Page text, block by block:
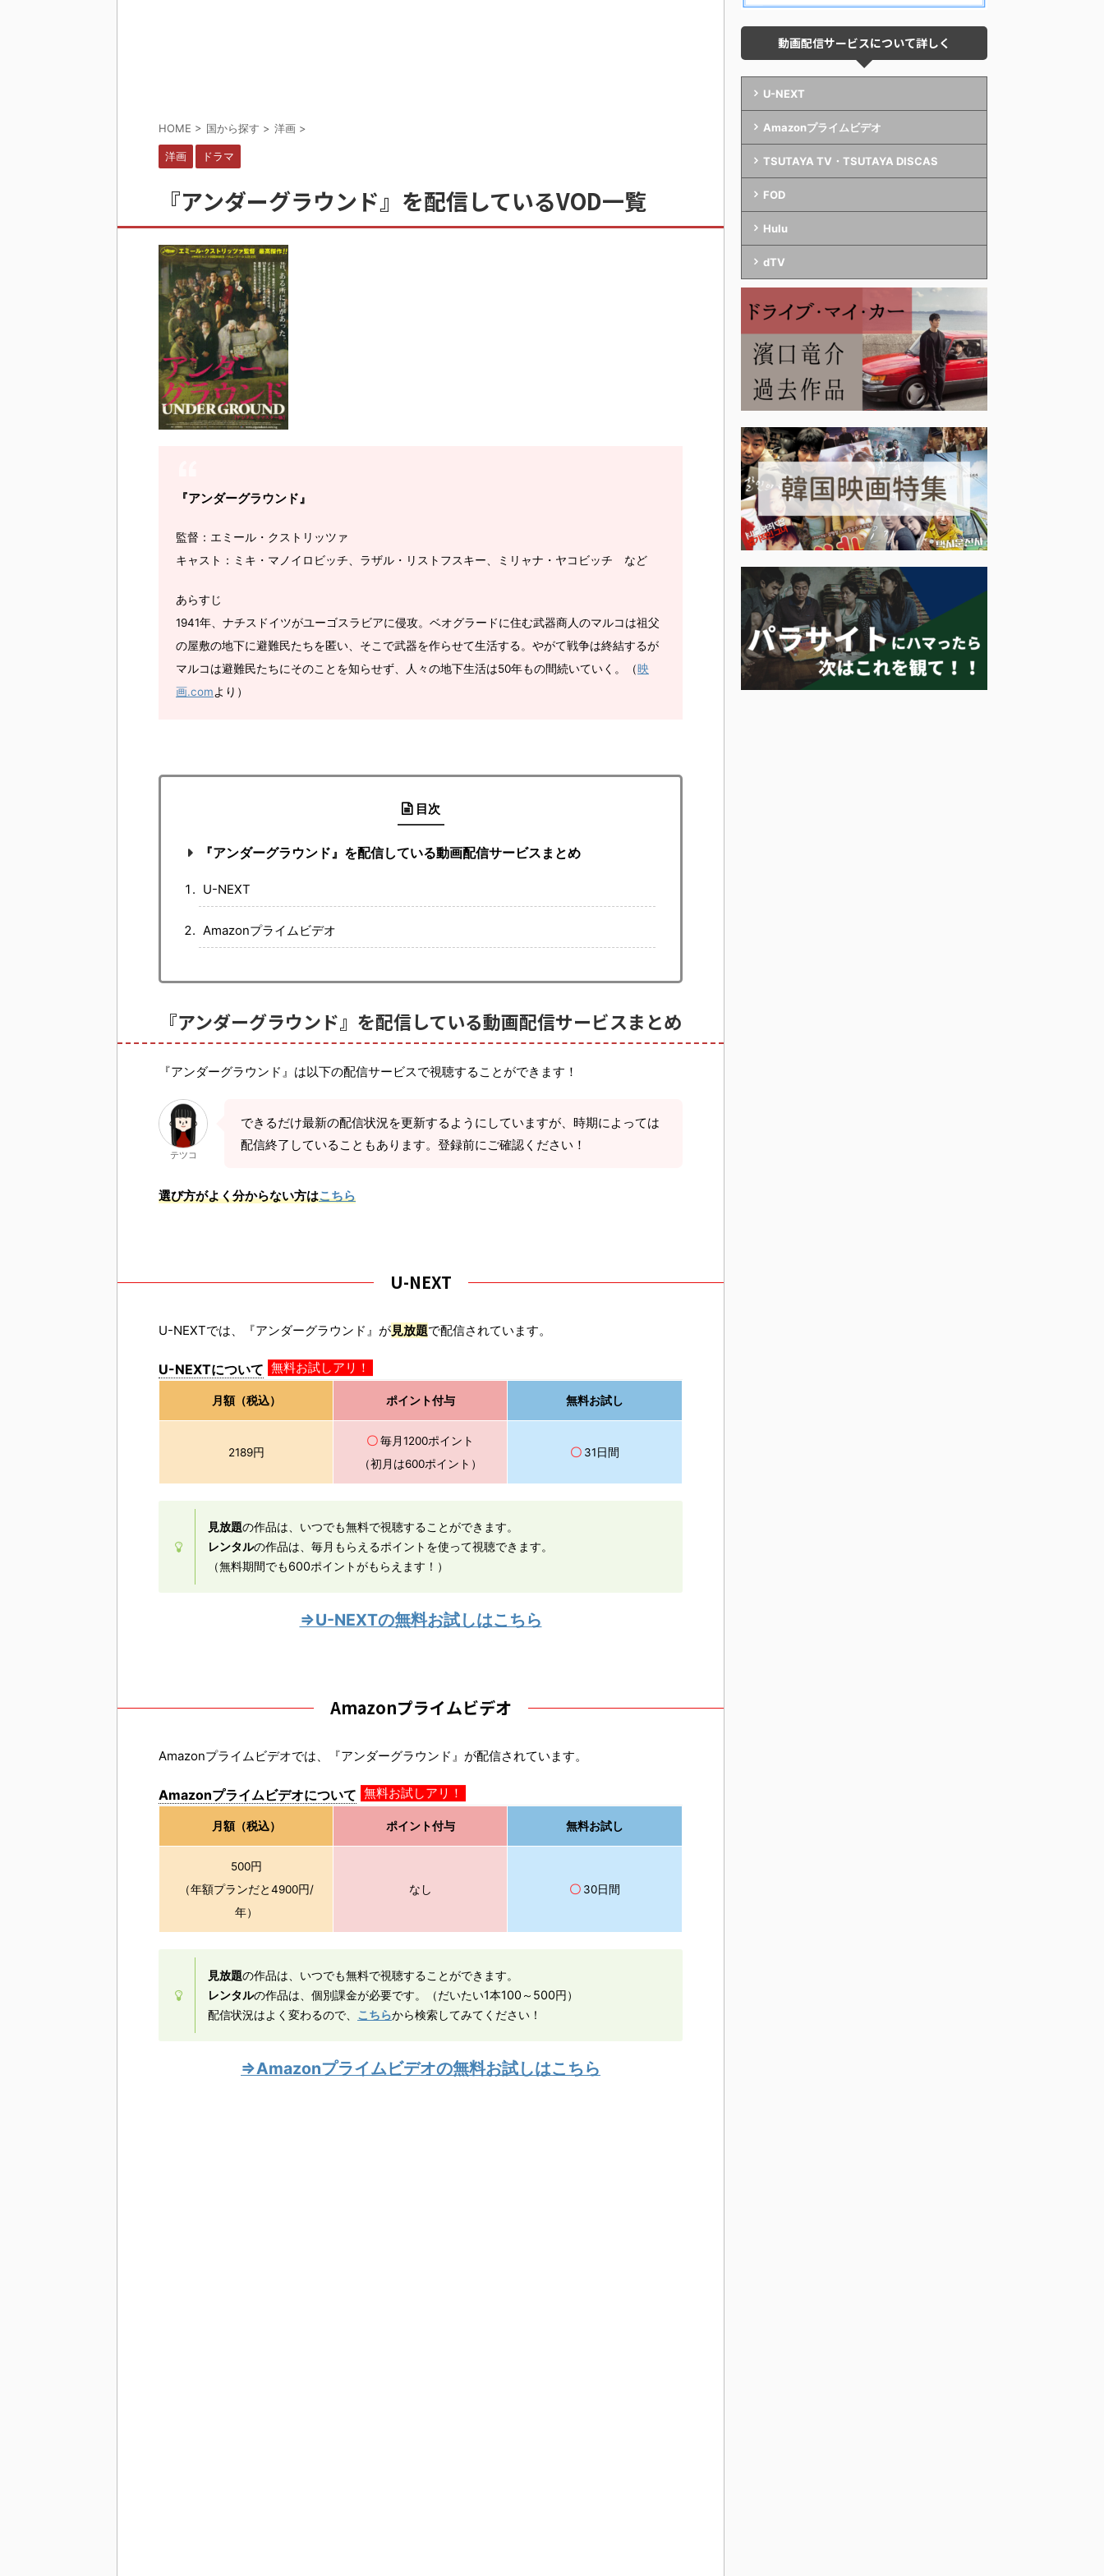
HOME > 国から探す > 洋画 >
洋画 ドラマ
『アンダーグラウンド』を配信しているVOD一覧
『アンダーグラウンド』
監督：エミール・クストリッツァ
キャスト：ミキ・マノイロビッチ、ラザル・リストフスキー、ミリャナ・ヤコビッチ など
あらすじ
1941年、ナチスドイツがユーゴスラビアに侵攻。ベオグラードに住む武器商人のマルコは祖父
の屋敷の地下に避難民たちを匿い、そこで武器を作らせて生活する。やがて戦争は終結するが
マルコは避難民たちにそのことを知らせず、人々の地下生活は50年もの間続いていく。（映
画.comより）
目次
『アンダーグラウンド』を配信している動画配信サービスまとめ
U-NEXT
Amazonプライムビデオ
『アンダーグラウンド』を配信している動画配信サービスまとめ
『アンダーグラウンド』は以下の配信サービスで視聴することができます！
テツコ
できるだけ最新の配信状況を更新するようにしていますが、時期によっては
配信終了していることもあります。登録前にご確認ください！
選び方がよく分からない方はこちら
U-NEXT
U-NEXTでは、『アンダーグラウンド』が見放題で配信されています。
U-NEXTについて 無料お試しアリ！
月額（税込） ポイント付与 無料お試し
2189円
〇毎月1200ポイント
（初月は600ポイント）
〇 31日間
見放題の作品は、いつでも無料で視聴することができます。
レンタルの作品は、毎月もらえるポイントを使って視聴できます。
（無料期間でも600ポイントがもらえます！）
⇒U-NEXTの無料お試しはこちら
Amazonプライムビデオ
Amazonプライムビデオでは、『アンダーグラウンド』が配信されています。
Amazonプライムビデオについて 無料お試しアリ！
月額（税込） ポイント付与 無料お試し
500円
（年額プランだと4900円/
年）
なし 〇 30日間
見放題の作品は、いつでも無料で視聴することができます。
レンタルの作品は、個別課金が必要です。（だいたい1本100～500円）
配信状況はよく変わるので、 こちらから検索してみてください！
⇒Amazonプライムビデオの無料お試しはこちら
動画配信サービスについて詳しく
U-NEXT
Amazonプライムビデオ
TSUTAYA TV・TSUTAYA DISCAS
FOD
Hulu
dTV